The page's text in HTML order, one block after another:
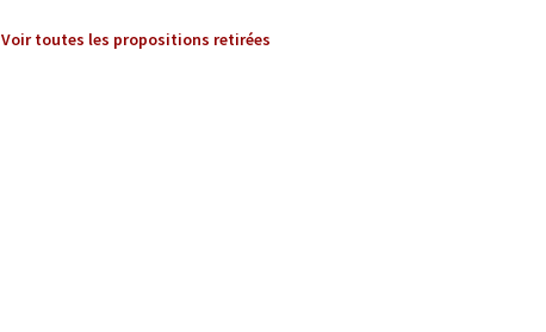
Voir toutes les propositions retirées